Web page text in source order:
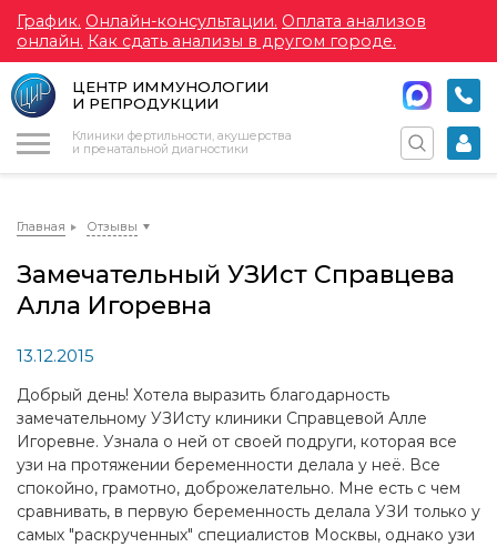
График. Онлайн-консультации. Оплата анализов
онлайн. Как сдать анализы в другом городе.
ЦЕНТР ИММУНОЛОГИИ
И РЕПРОДУКЦИИ
Клиники фертильности, акушерства
и пренатальной диагностики
Главная Отзывы
Замечательный УЗИст Справцева
Алла Игоревна
13.12.2015
Добрый день! Хотела выразить благодарность
замечательному УЗИсту клиники Справцевой Алле
Игоревне. Узнала о ней от своей подруги, которая все
узи на протяжении беременности делала у неё. Все
спокойно, грамотно, доброжелательно. Мне есть с чем
сравнивать, в первую беременность делала УЗИ только у
самых "раскрученных" специалистов Москвы, однако узи